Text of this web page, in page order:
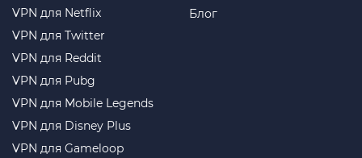
Блог
VPN для Netflix
VPN для Twitter
VPN для Reddit
VPN для Pubg
VPN для Mobile Legends
VPN для Disney Plus
VPN для Gameloop